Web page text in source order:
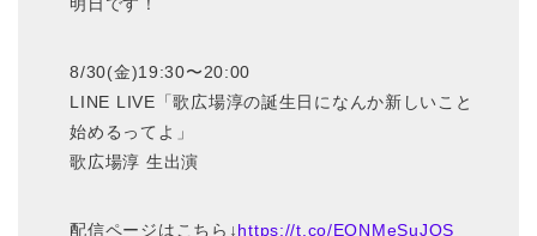
8/30(金)19:30〜20:00
LINE LIVE「歌広場淳の誕生日になんか新しいこと
始めるってよ」
歌広場淳 生出演
配信ページはこちら↓https://t.co/EONMeSuJOS